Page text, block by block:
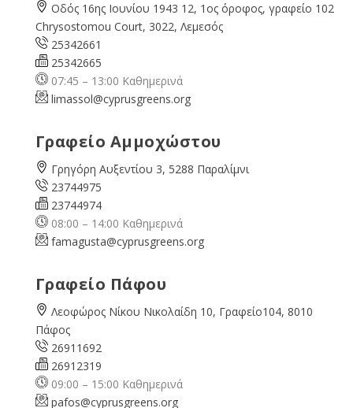
Οδός 16ης Ιουνίου 1943 12, 1ος όροφος, γραφείο 102
Chrysostomou Court, 3022, Λεμεσός
25342661
25342665
07:45 – 13:00 Καθημερινά
limassol@cyprusgreens.org
Γραφείο Αμμοχώστου
Γρηγόρη Αυξεντίου 3, 5288 Παραλίμνι
23744975
23744974
08:00 – 14:00 Καθημερινά
famagusta@cyprusgreens.org
Γραφείο Πάφου
Λεοφώρος Νίκου Νικολαίδη 10, Γραφείο104, 8010
Πάφος
26911692
26912319
09:00 – 15:00 Καθημερινά
pafos@cyprusgreens.org